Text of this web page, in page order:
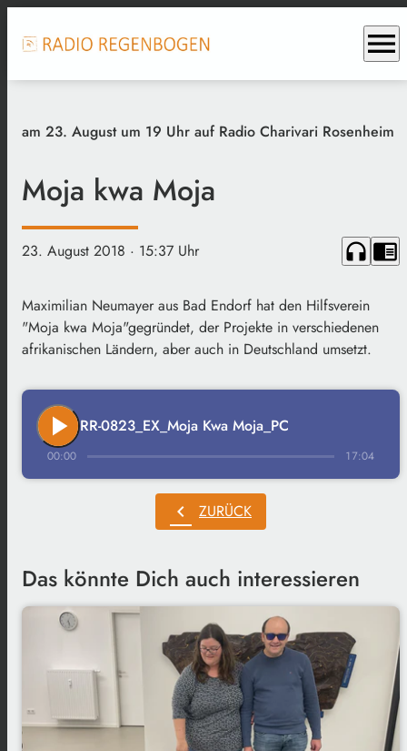
menu
am 23. August um 19 Uhr auf Radio Charivari Rosenheim
Moja kwa Moja
23. August 2018 · 15:37 Uhr headphones chrome_reader_mode
Maximilian Neumayer aus Bad Endorf hat den Hilfsverein
"Moja kwa Moja"gegründet, der Projekte in verschiedenen
afrikanischen Ländern, aber auch in Deutschland umsetzt.
play_arrow RR-0823_EX_Moja Kwa Moja_PC
00:00 17:04
chevron_left ZURÜCK
Das könnte Dich auch interessieren